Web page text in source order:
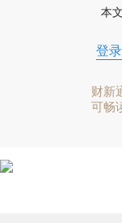
本
登录
财新
可畅